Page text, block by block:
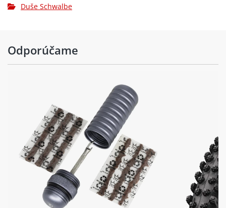
Duše Schwalbe
Odporúčame